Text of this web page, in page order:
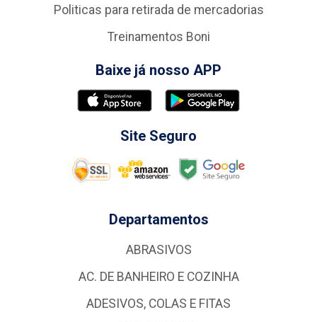
Politicas para retirada de mercadorias
Treinamentos Boni
Baixe já nosso APP
Site Seguro
Departamentos
ABRASIVOS
AC. DE BANHEIRO E COZINHA
ADESIVOS, COLAS E FITAS